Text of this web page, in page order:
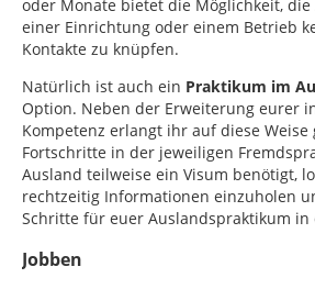
oder Monate bietet die Möglichkeit,
einer Einrichtung oder einem Betrieb
Kontakte zu knüpfen.
Natürlich ist auch ein Praktikum im
Option. Neben der Erweiterung eurer
Kompetenz erlangt ihr auf diese Weise
Fortschritte in der jeweiligen
Ausland teilweise ein Visum benötigt,
rechtzeitig Informationen einzuholen
Schritte für euer Auslandspraktikum in
Jobben